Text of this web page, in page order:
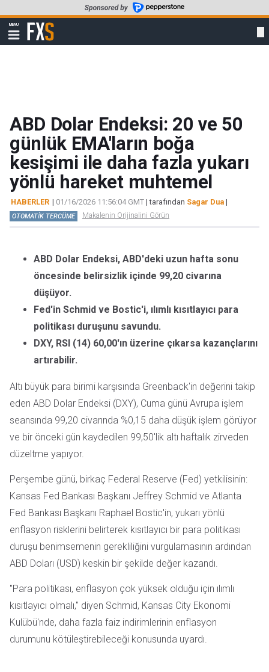
to
main
content
MENU
Show
navigation
FXStreet
ABD Dolar Endeksi: 20 ve 50
günlük EMA'ların boğa
kesişimi ile daha fazla yukarı
yönlü hareket muhtemel
HABERLER | 01/16/2026 11:56:04 GMT | tarafından Sagar Dua |
OTOMATİK TERCÜME Makalenin Orijinalini Görün
ABD Dolar Endeksi, ABD'deki uzun hafta sonu
öncesinde belirsizlik içinde 99,20 civarına
düşüyor.
Fed'in Schmid ve Bostic'i, ılımlı kısıtlayıcı para
politikası duruşunu savundu.
DXY, RSI (14) 60,00'ın üzerine çıkarsa kazançlarını
artırabilir.
Altı büyük para birimi karşısında Greenback'in değerini takip
eden ABD Dolar Endeksi (DXY), Cuma günü Avrupa işlem
seansında 99,20 civarında %0,15 daha düşük işlem görüyor
ve bir önceki gün kaydedilen 99,50'lik altı haftalık zirveden
düzeltme yapıyor.
Perşembe günü, birkaç Federal Reserve (Fed) yetkilisinin:
Kansas Fed Bankası Başkanı Jeffrey Schmid ve Atlanta
Fed Bankası Başkanı Raphael Bostic'in, yukarı yönlü
enflasyon risklerini belirterek kısıtlayıcı bir para politikası
duruşu benimsemenin gerekliliğini vurgulamasının ardından
ABD Doları (USD) keskin bir şekilde değer kazandı.
"Para politikası, enflasyon çok yüksek olduğu için ılımlı
kısıtlayıcı olmalı," diyen Schmid, Kansas City Ekonomi
Kulübü'nde, daha fazla faiz indirimlerinin enflasyon
durumunu kötüleştirebileceği konusunda uyardı.